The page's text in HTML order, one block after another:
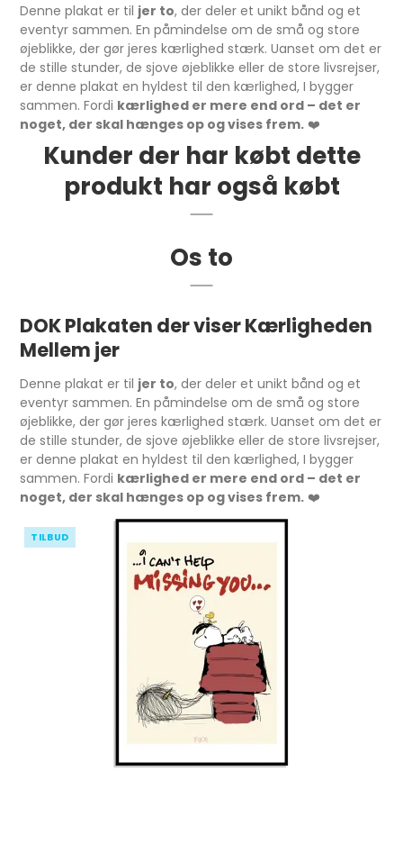
Denne plakat er til jer to, der deler et unikt bånd og et
eventyr sammen. En påmindelse om de små og store
øjeblikke, der gør jeres kærlighed stærk. Uanset om det er
de stille stunder, de sjove øjeblikke eller de store livsrejser,
er denne plakat en hyldest til den kærlighed, I bygger
sammen. Fordi kærlighed er mere end ord – det er
noget, der skal hænges op og vises frem. ❤️
Kunder der har købt dette
produkt har også købt
Os to
DOK Plakaten der viser Kærligheden
Mellem jer
Denne plakat er til jer to, der deler et unikt bånd og et
eventyr sammen. En påmindelse om de små og store
øjeblikke, der gør jeres kærlighed stærk. Uanset om det er
de stille stunder, de sjove øjeblikke eller de store livsrejser,
er denne plakat en hyldest til den kærlighed, I bygger
sammen. Fordi kærlighed er mere end ord – det er
noget, der skal hænges op og vises frem. ❤️
TILBUD